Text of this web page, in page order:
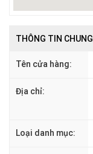
THÔNG TIN CHUNG
Tên cửa hàng:
Địa chỉ:
Loại danh mục: